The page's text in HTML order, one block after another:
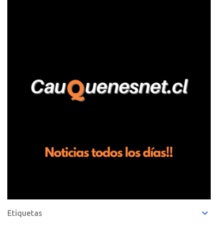
trabajadores, el edil descendió del vehículo y, en medio de la
confrontación, la habría tomado de los hombros, empujado al
suelo y agredido con golpes de pies y manos, mientr...
Etiquetas